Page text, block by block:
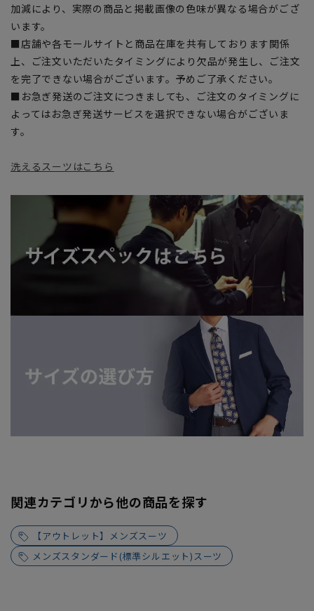
加減により、実際の商品と掲載画像の色味が異なる場合がござ
います。
■店舗や各モールサイトと商品在庫を共有しております関係
上、ご注文いただいたタイミングにより欠品が発生し、ご注文
を完了できない場合がございます。予めご了承ください。
■お急ぎ発送のご注文につきましても、ご注文のタイミングに
よってはお急ぎ発送サービスを選択できない場合がございま
す。
洗えるスーツはこちら
関連カテゴリから他の商品を探す
【アウトレット】メンズスーツ
メンズスタンダード(標準シルエット)スーツ